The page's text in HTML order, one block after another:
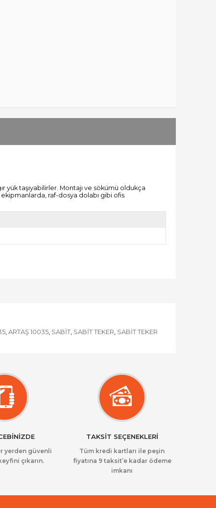
taşıyabilirler. Montajı ve sökümü oldukça
raf-dosya dolabı gibi ofis
, ARTAŞ 10035, SABİT, SABİT TEKER, SABİT TEKER
yerden güvenli
çıkarın.
TAKSİT SEÇENEKLERİ
Tüm kredi kartları ile peşin
fiyatına 9 taksit’e kadar ödeme
imkanı